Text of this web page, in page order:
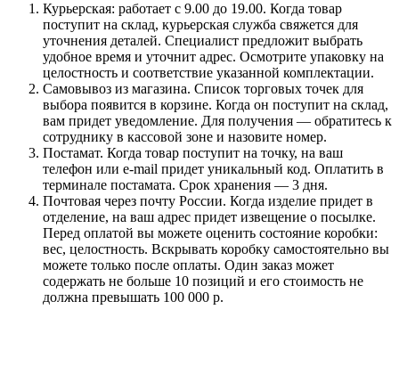
Курьерская: работает с 9.00 до 19.00. Когда товар
поступит на склад, курьерская служба свяжется для
уточнения деталей. Специалист предложит выбрать
удобное время и уточнит адрес. Осмотрите упаковку на
целостность и соответствие указанной комплектации.
Самовывоз из магазина. Список торговых точек для
выбора появится в корзине. Когда он поступит на склад,
вам придет уведомление. Для получения — обратитесь к
сотруднику в кассовой зоне и назовите номер.
Постамат. Когда товар поступит на точку, на ваш
телефон или e-mail придет уникальный код. Оплатить в
терминале постамата. Срок хранения — 3 дня.
Почтовая через почту России. Когда изделие придет в
отделение, на ваш адрес придет извещение о посылке.
Перед оплатой вы можете оценить состояние коробки:
вес, целостность. Вскрывать коробку самостоятельно вы
можете только после оплаты. Один заказ может
содержать не больше 10 позиций и его стоимость не
должна превышать 100 000 р.